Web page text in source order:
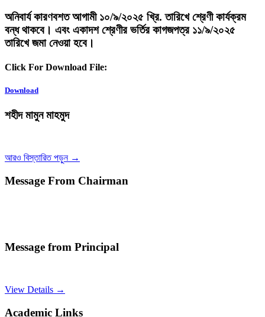
অনিবার্য কারণবশত আগামী ১০/৯/২০২৫ খ্রি. তারিখে শ্রেণী কার্যক্রম
বন্ধ থাকবে। এবং একাদশ শ্রেণীর ভর্তির কাগজপত্র ১১/৯/২০২৫
তারিখে জমা নেওয়া হবে।
Click For Download File:
Download
শহীদ মামুন মাহমুদ
আরও বিস্তারিত পড়ুন →
Message From Chairman
Message from Principal
View Details →
Academic Links